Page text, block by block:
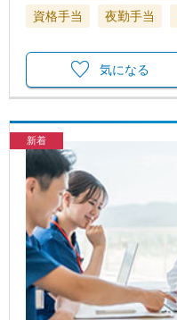
資格手当
夜勤手当
気になる
新着